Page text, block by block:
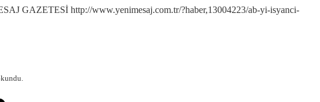
GAZETESİ http://www.yenimesaj.com.tr/?haber,13004223/ab-yi-isyanci-